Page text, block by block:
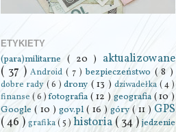
ETYKIETY
(para)militarne ( 20 ) aktualizowane
( 37 )Android( 7 )bezpieczeństwo ( 8 )
dobre rady ( 6 )drony ( 13 )dziwadełka ( 4 )
finanse ( 6 )fotografia( 12 ) geografia ( 10 )
Google( 10 ) gov.pl( 16 ) góry( 11 ) GPS
( 46 ) grafika( 5 ) historia ( 34 ) jedzenie